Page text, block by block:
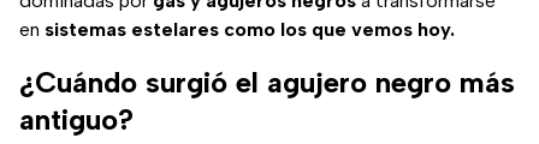
en sistemas estelares como los que vemos hoy.
¿Cuándo surgió el agujero negro más
antiguo?